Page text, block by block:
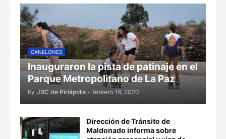
CANELONES
Inauguraron la pista de patinaje en el
Parque Metropolitano de La Paz
by JBC de Piriápolis - febrero 16, 2020
Dirección de Tránsito de
Maldonado informa sobre